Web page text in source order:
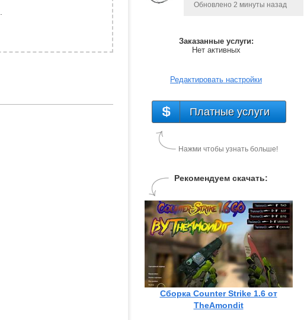
Обновлено 2 минуты назад
Заказанные услуги:
Нет активных
Редактировать настройки
Платные услуги
Нажми чтобы узнать больше!
Рекомендуем скачать:
Сборка Counter Strike 1.6 от
TheAmondit